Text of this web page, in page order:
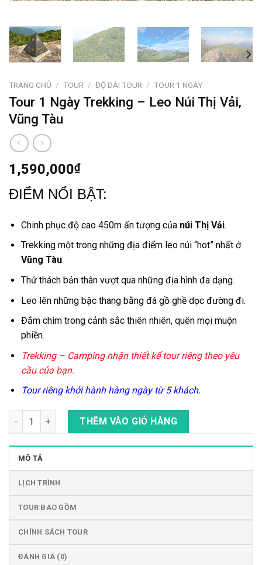
TRANG CHỦ / TOUR / ĐỘ DÀI TOUR / TOUR 1 NGÀY
Tour 1 Ngày Trekking – Leo Núi Thị Vải,
Vũng Tàu
1,590,000₫
ĐIỂM NỔI BẬT:
Chinh phục độ cao 450m ấn tượng của núi Thị Vải.
Trekking một trong những địađiểm leo núi “hot”nhấtở
Vũng Tàu
Thử thách bản thân vượt qua những địa hình đa dạng.
Leo lên những bậc thang bằng đá gồ ghề dọc đường đi.
Đắm chìm trong cảnh sắc thiên nhiên, quên mọi muộn
phiền.
Trekking – Camping nhận thiết kế tour riêng theo yêu
cầu của bạn.
Tour riêng khởi hành hàng ngày từ 5 khách.
Tour 1 Ngày Trekking - Leo Núi Thị Vải, Vũng Tàu số lượng
THÊM VÀO GIỎ HÀNG
MÔ TẢ
LỊCH TRÌNH
TOUR BAO GỒM
CHÍNH SÁCH TOUR
ĐÁNH GIÁ (0)